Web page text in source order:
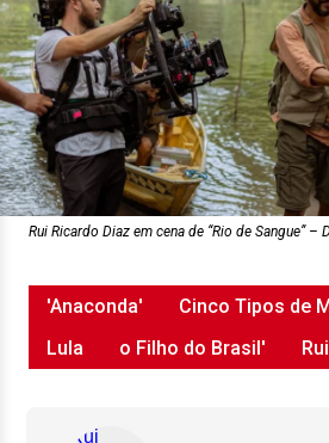
Rui Ricardo Diaz em cena de “Rio de Sangue” –
'Anaconda' Cinco Tipos de
Lula
o Filho do Brasil'